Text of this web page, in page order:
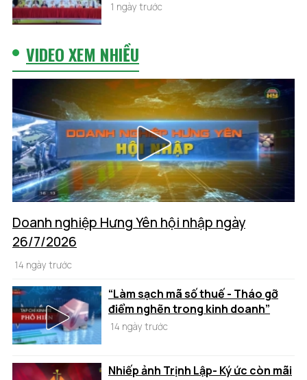
1 ngày trước
VIDEO XEM NHIỀU
Doanh nghiệp Hưng Yên hội nhập ngày
26/7/2026
14 ngày trước
“Làm sạch mã số thuế - Tháo gỡ
điểm nghẽn trong kinh doanh”
14 ngày trước
Nhiếp ảnh Trịnh Lập- Ký ức còn mãi